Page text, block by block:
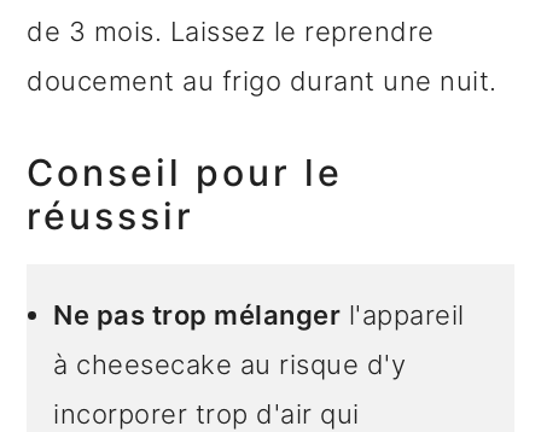
de 3 mois. Laissez le reprendre
doucement au frigo durant une nuit.
Conseil pour le
réusssir
Ne pas trop mélanger l'appareil
à cheesecake au risque d'y
incorporer trop d'air qui